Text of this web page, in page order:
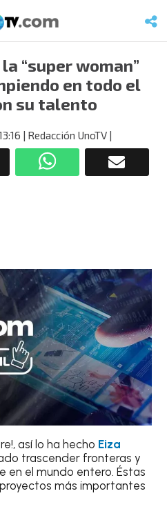
“super woman”
en todo el
su talento
| Redacción UnoTV|
así lo ha hecho Eiza
trascender fronteras y
en el mundo entero. Éstas
más importantes